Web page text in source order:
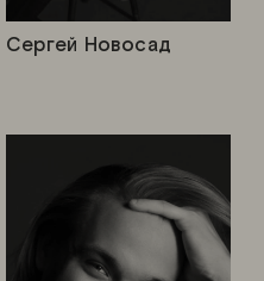
Сергей Новосад